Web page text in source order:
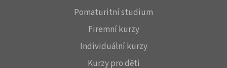
Pomaturitní studium
Firemní kurzy
Individuální kurzy
Kurzy pro děti